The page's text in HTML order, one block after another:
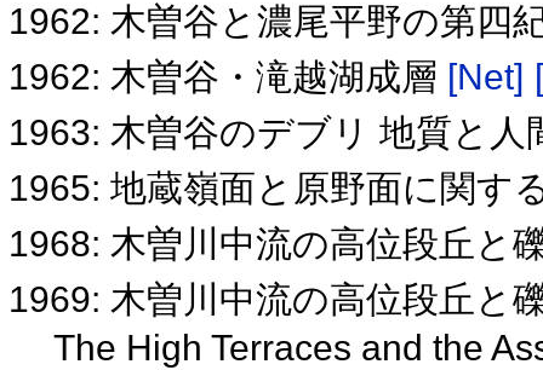
1962: 木曽谷と濃尾平野の第四
1962: 木曽谷・滝越湖成層 [Net]
1963: 木曽谷のデブリ 地質と
1965: 地蔵嶺面と原野面に関す
1968: 木曽川中流の高位段丘と
1969: 木曽川中流の高位段丘と
The High Terraces and the